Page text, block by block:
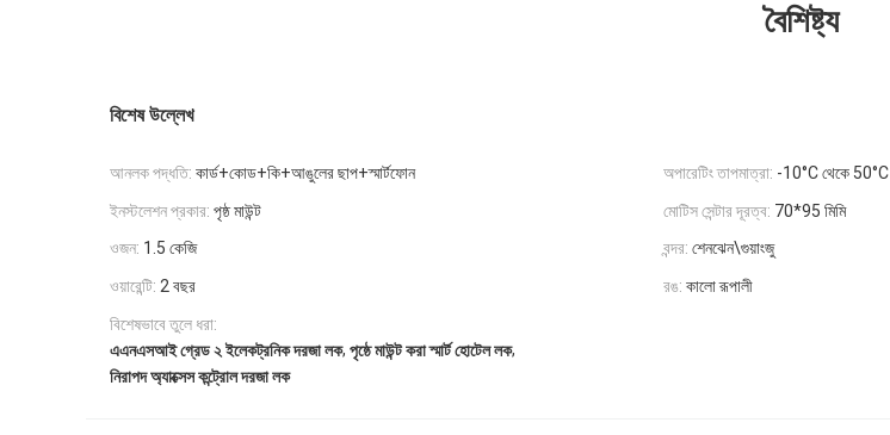
বৈশিষ্ট্য
বিশেষ উল্লেখ
আনলক পদ্ধতি: কার্ড+কোড+কি+আঙুলের ছাপ+স্মার্টফোন অপারেটিং তাপমাত্রা: -10°C থেকে 50°C
ইনস্টলেশন প্রকার: পৃষ্ঠ মাউন্ট মোটিস সেন্টার দূরত্ব: 70*95 মিমি
ওজন: 1.5 কেজি বন্দর: শেনঝেন\গুয়াংজু
ওয়ারেন্টি: 2 বছর রঙ: কালো রূপালী
বিশেষভাবে তুলে ধরা:
এএনএসআই গ্রেড ২ ইলেকট্রনিক দরজা লক, পৃষ্ঠে মাউন্ট করা স্মার্ট হোটেল লক,
নিরাপদ অ্যাক্সেস কন্ট্রোল দরজা লক